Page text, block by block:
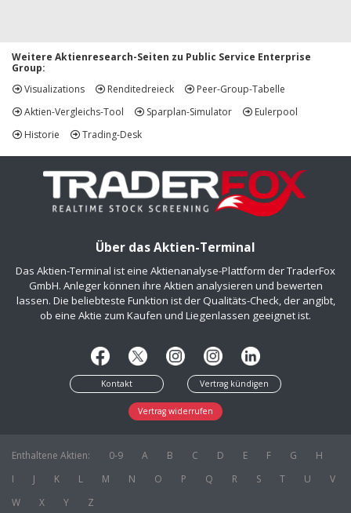
Weitere Aktienresearch-Seiten zu Public Service Enterprise
Group:
Visualizations
Renditedreieck
Peer-Group-Tabelle
Aktien-Vergleichs-Tool
Sparplan-Simulator
Eulerpool
Historie
Trading-Desk
Über das Aktien-Terminal
Das Aktien-Terminal ist eine Aktienanalyse-Plattform der TraderFox
GmbH. Anleger können ihre Aktien analysieren und bewerten
lassen. Die beliebteste Funktion ist der Qualitäts-Check, der angibt,
ob eine Aktie zum Kaufen und Liegenlassen geeignet ist.
Kontakt Vertrag kündigen
Vertrag widerrufen
Enthaltene Aktien: 0-9 A B C D E F G
H
I
J K L M N O P Q R S T U
V
W
X Y Z